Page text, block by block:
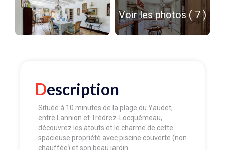
Voir les photos ( 7 )
Description
Située à 10 minutes de la plage du Yaudet,
entre Lannion et Trédrez-Locquémeau,
découvrez les atouts et le charme de cette
spacieuse propriété avec piscine couverte (non
chauffée) et son beau jardin.